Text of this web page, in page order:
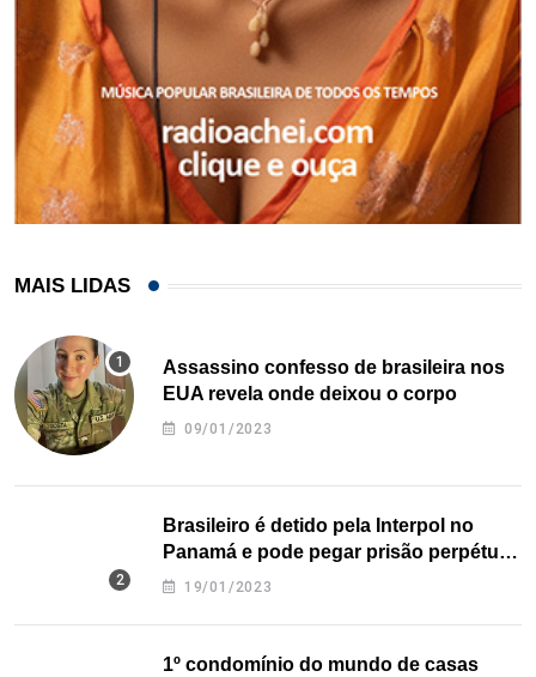
MAIS LIDAS
Assassino confesso de brasileira nos
EUA revela onde deixou o corpo
09/01/2023
Brasileiro é detido pela Interpol no
Panamá e pode pegar prisão perpétua
nos EUA
19/01/2023
1º condomínio do mundo de casas